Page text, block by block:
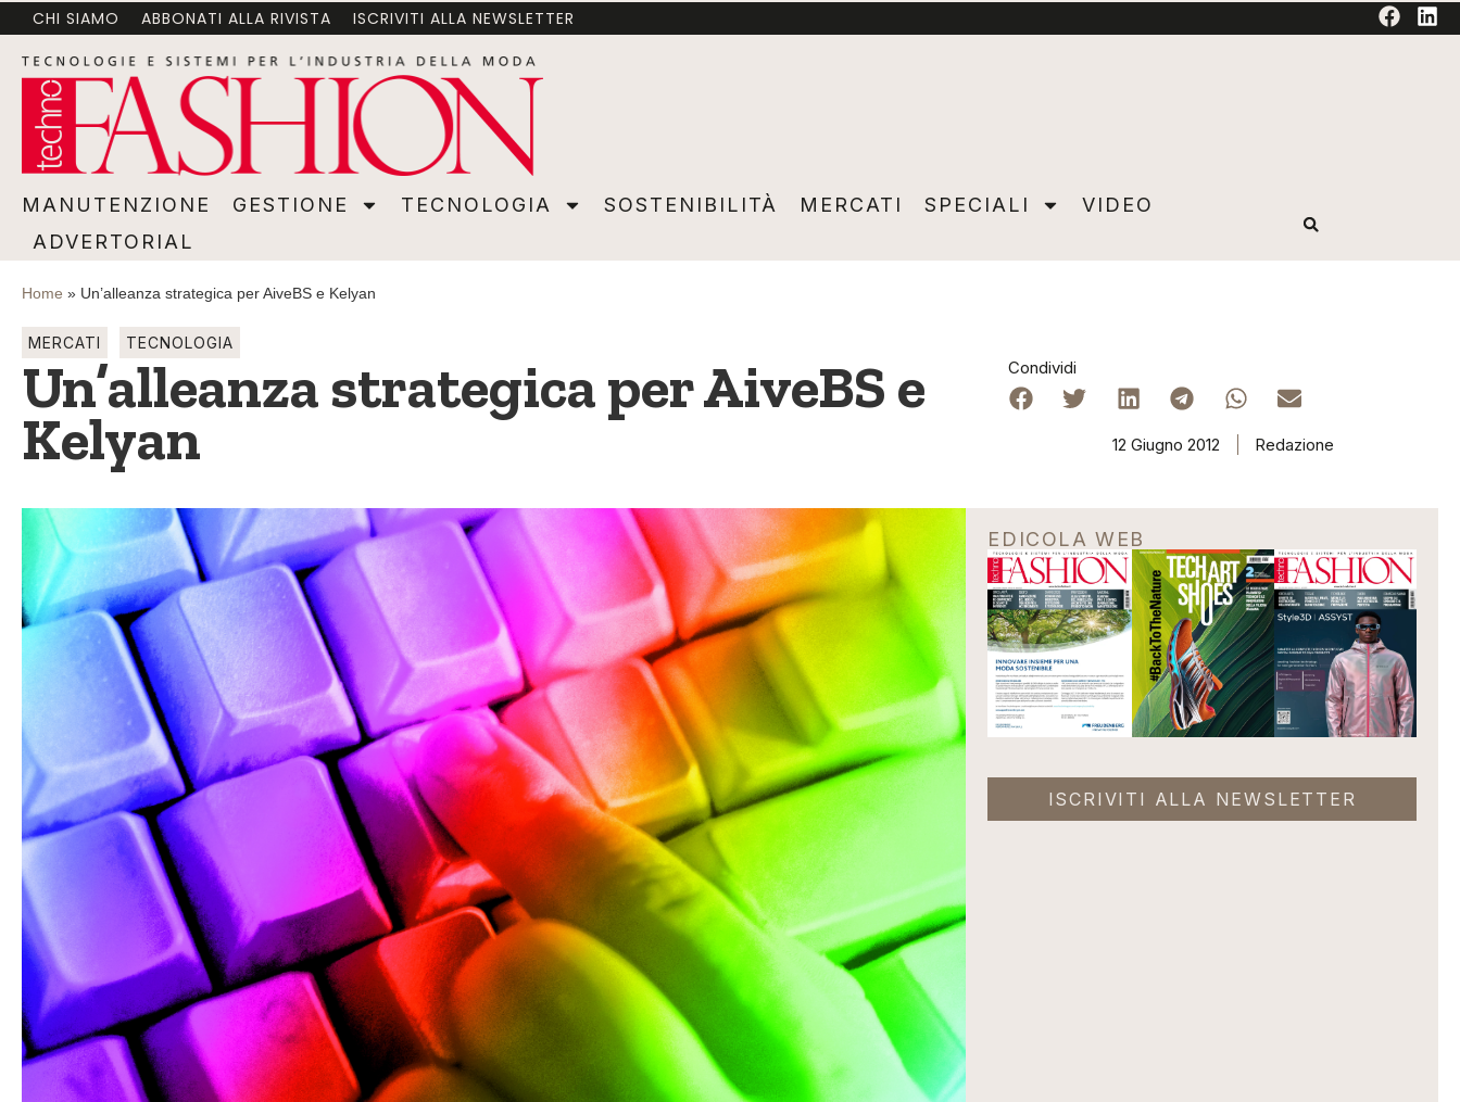
MANUTENZIONE GESTIONE TECNOLOGIA SOSTENIBILITÀ MERCATI SPECIALI VIDEO ADVERTORIAL
CHI SIAMO ABBONATI ALLA RIVISTA ISCRIVITI ALLA NEWSLETTER
MANUTENZIONE GESTIONE TECNOLOGIA SOSTENIBILITÀ MERCATI SPECIALI
VIDEO
ADVERTORIAL
Home » Un’alleanza strategica per AiveBS e Kelyan
MERCATI TECNOLOGIA
Un’alleanza strategica per AiveBS e
Kelyan
Condividi
12 Giugno 2012 Redazione
EDICOLA WEB
ISCRIVITI ALLA NEWSLETTER